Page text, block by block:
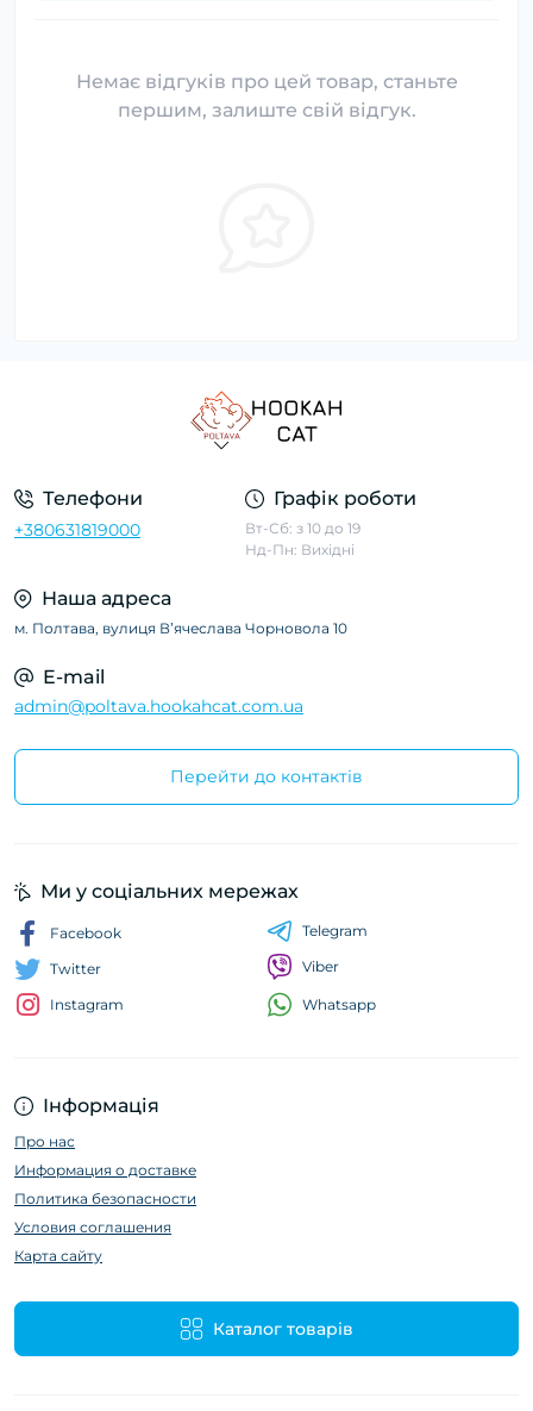
Немає відгуків про цей товар, станьте
першим, залиште свій відгук.
Телефони
+380631819000
Графік роботи
Вт-Сб: з 10 до 19
Нд-Пн: Вихідні
Наша адреса
м. Полтава, вулиця Вʼячеслава Чорновола 10
E-mail
admin@poltava.hookahcat.com.ua
Перейти до контактів
Інформація
Про нас
Информация о доставке
Политика безопасности
Условия соглашения
Карта сайту
Каталог товарів
Ми у соціальних мережах
Facebook
Twitter
Instagram
Telegram
Viber
Whatsapp